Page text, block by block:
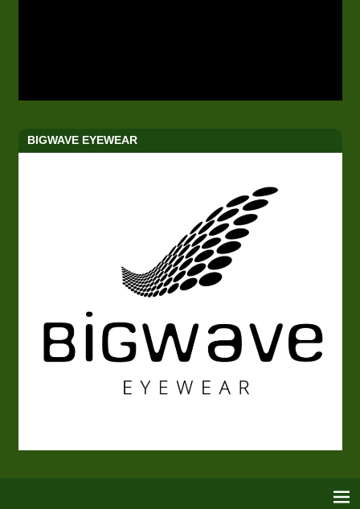
BIGWAVE EYEWEAR